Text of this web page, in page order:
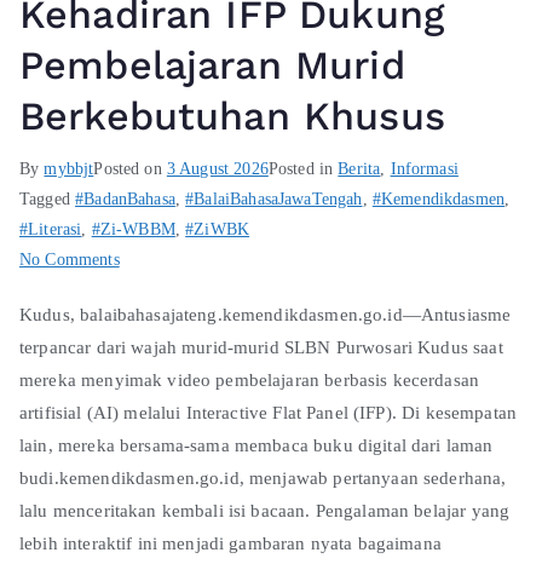
Kehadiran IFP Dukung
Pembelajaran Murid
Berkebutuhan Khusus
BymybbjtPosted on 3 August 2026Posted inBerita Informasi
Tagged#BadanBahasa,#BalaiBahasaJawaTengah #Kemendikdasmen
#Literasi
#Zi-WBBM,#ZiWBK
No Comments
Kudus, balaibahasajateng.kemendikdasmen.go.id—Antusiasme
terpancar dari wajah murid-murid SLBN Purwosari Kudus saat
mereka menyimak video pembelajaran berbasis kecerdasan
artifisial (AI) melalui Interactive Flat Panel (IFP). Di kesempatan
lain, mereka bersama-sama membaca buku digital dari laman
budi.kemendikdasmen.go.id, menjawab pertanyaan sederhana,
lalu menceritakan kembali isi bacaan. Pengalaman belajar yang
lebih interaktif ini menjadi gambaran nyata bagaimana